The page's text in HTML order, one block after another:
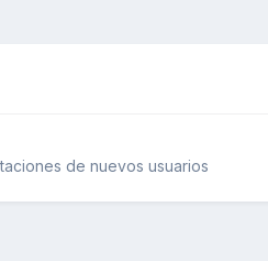
de nuevos usuarios